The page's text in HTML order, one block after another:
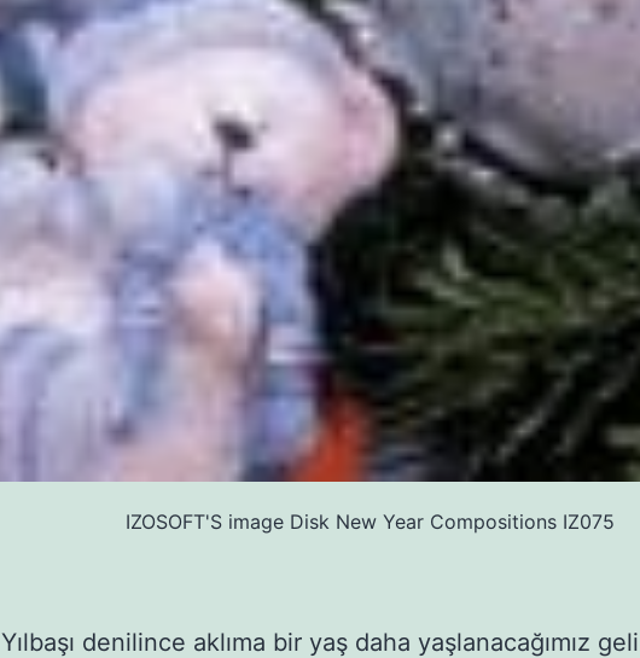
IZOSOFT'S image Disk New Year Compositions IZ075
Yılbaşı denilince aklıma bir yaş daha yaşlanacağımız